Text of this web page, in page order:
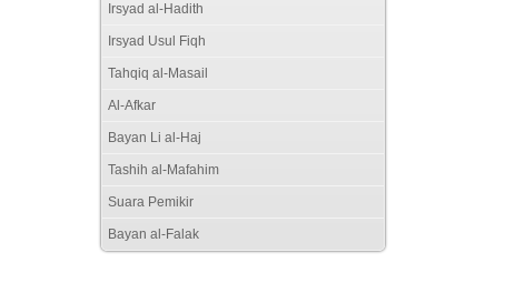
Irsyad al-Hadith
Irsyad Usul Fiqh
Tahqiq al-Masail
Al-Afkar
Bayan Li al-Haj
Tashih al-Mafahim
Suara Pemikir
Bayan al-Falak